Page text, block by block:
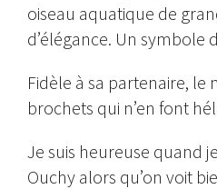
oiseau aquatique de
d’élégance. Un symbole
Fidèle à sa partenaire, le
brochets qui n’en font
Je suis heureuse quand
Ouchy alors qu’on voit